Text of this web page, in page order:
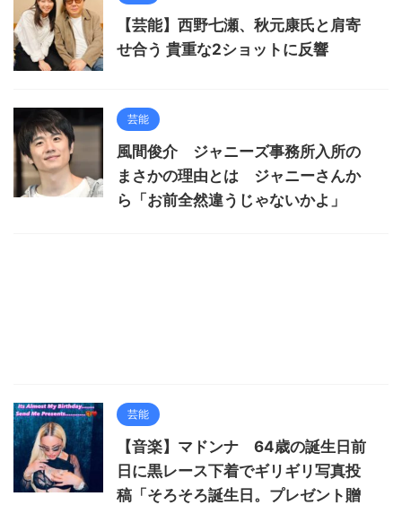
【芸能】西野七瀬、秋元康氏と肩寄
せ合う 貴重な2ショットに反響
芸能
風間俊介 ジャニーズ事務所入所の
まさかの理由とは ジャニーさんか
ら「お前全然違うじゃないかよ」
芸能
【音楽】マドンナ 64歳の誕生日前
日に黒レース下着でギリギリ写真投
稿「そろそろ誕生日。プレゼント贈